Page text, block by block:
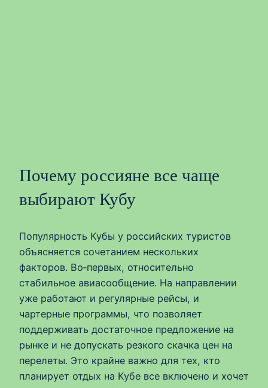
Почему россияне все чаще
выбирают Кубу
Популярность Кубы у российских туристов
объясняется сочетанием нескольких
факторов. Во‑первых, относительно
стабильное авиасообщение. На направлении
уже работают и регулярные рейсы, и
чартерные программы, что позволяет
поддерживать достаточное предложение на
рынке и не допускать резкого скачка цен на
перелеты. Это крайне важно для тех, кто
планирует отдых на Кубе все включено и хочет